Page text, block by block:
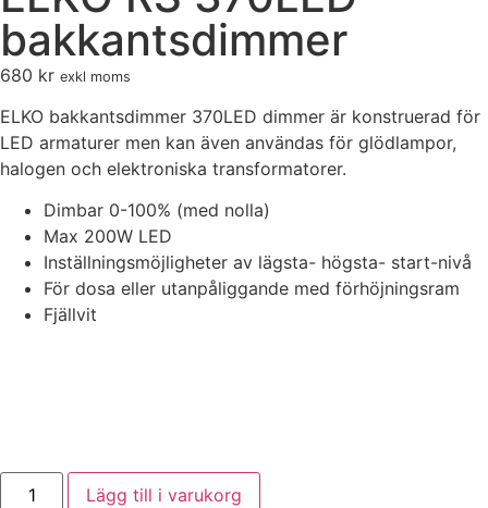
bakkantsdimmer
680 kr exkl moms
ELKO bakkantsdimmer 370LED dimmer är konstruerad för
LED armaturer men kan även användas för glödlampor,
halogen och elektroniska transformatorer.
Dimbar 0-100% (med nolla)
Max 200W LED
Inställningsmöjligheter av lägsta- högsta- start-nivå
För dosa eller utanpåliggande med förhöjningsram
Fjällvit
Lägg till i varukorg